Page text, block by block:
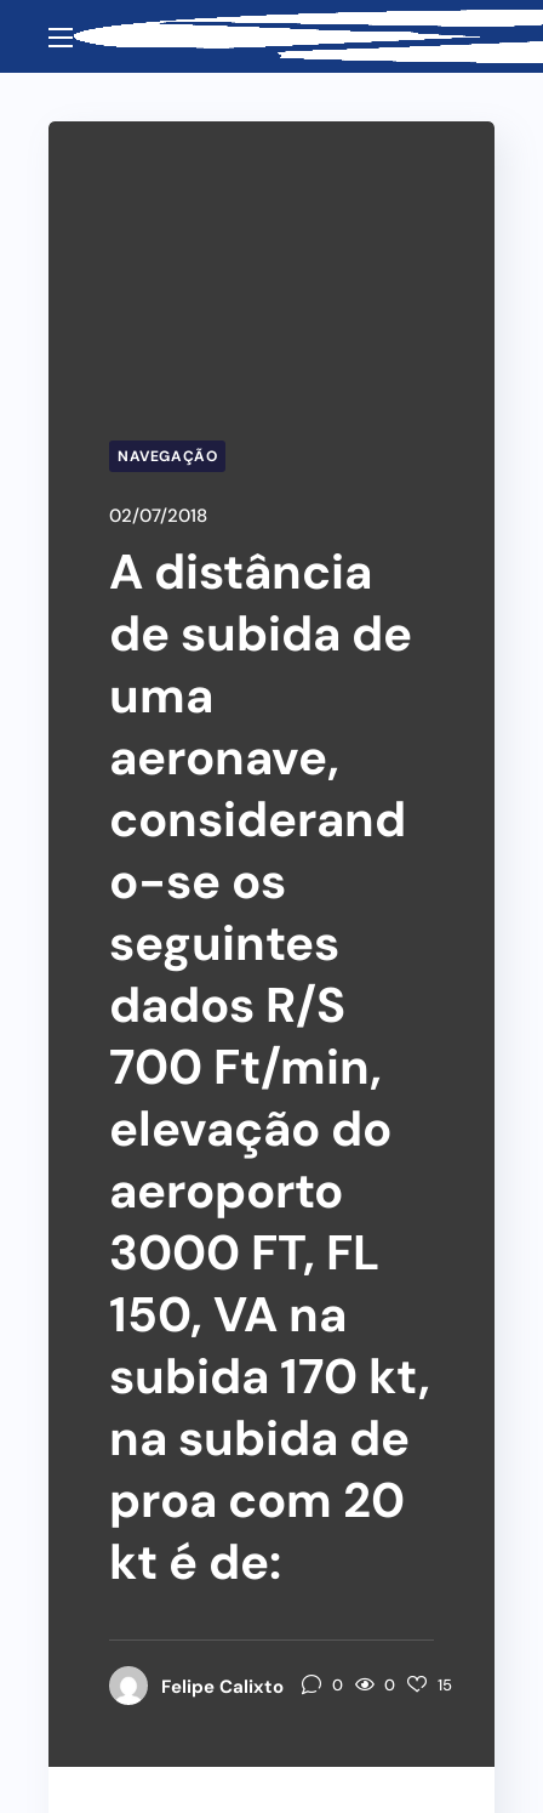
NAVEGAÇÃO
02/07/2018
A distância
de subida de
uma
aeronave,
considerand
o-se os
seguintes
dados R/S
700 Ft/min,
elevação do
aeroporto
3000 FT, FL
150, VA na
subida 170 kt,
na subida de
proa com 20
kt é de:
Felipe Calixto 0 0 15